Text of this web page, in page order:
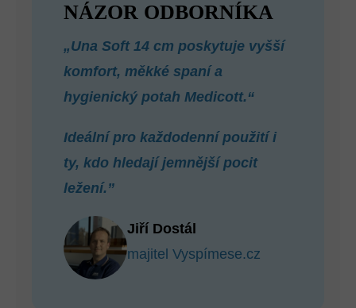
NÁZOR ODBORNÍKA
„Una Soft 14 cm poskytuje vyšší
komfort, měkké spaní a
hygienický potah Medicott.“
Ideální pro každodenní použití i
ty, kdo hledají jemnější pocit
ležení.”
Jiří Dostál
majitel Vyspímese.cz